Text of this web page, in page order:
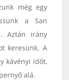
még egy
a San
Aztán irány
keresünk. A
kávényi időt,
alá.